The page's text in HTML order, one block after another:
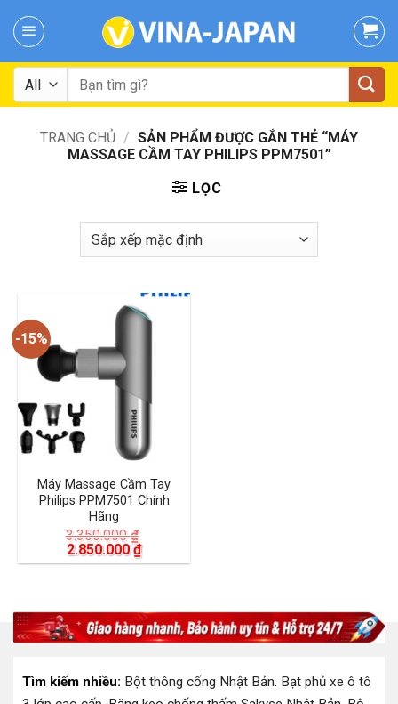
Tìm
kiếm:
TRANG CHỦ / SẢN PHẨM ĐƯỢC GẮN THẺ “MÁY
MASSAGE CẦM TAY PHILIPS PPM7501”
LỌC
-15%
Máy Massage Cầm Tay
Philips PPM7501 Chính
Hãng
3.350.000₫
Giá
gốc
2.850.000₫Giá
hiện
Tìm kiếm nhiều: Bột thông cống Nhật Bản. Bạt phủ xe ô tô